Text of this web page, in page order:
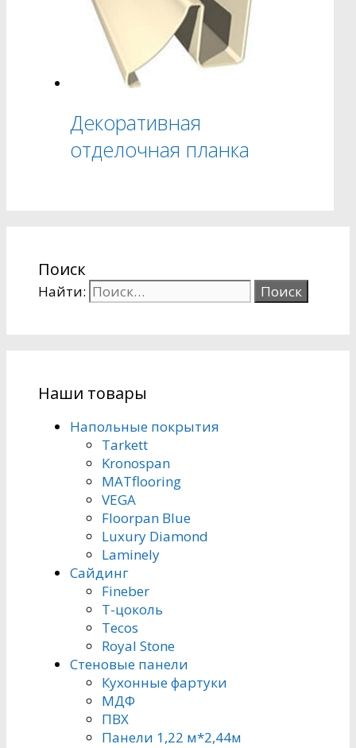
Декоративная
отделочная планка
Поиск
Найти:
Наши товары
Напольные покрытия
Tarkett
Kronospan
MATflooring
VEGA
Floorpan Blue
Luxury Diamond
Laminely
Сайдинг
Fineber
Т-цоколь
Tecos
Royal Stone
Стеновые панели
Кухонные фартуки
МДФ
ПВХ
Панели 1,22 м*2,44м